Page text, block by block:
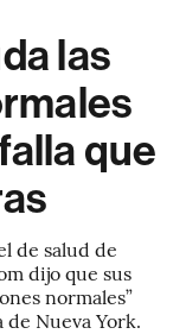
las
que
de salud de
dijo que sus
normales”
de Nueva York.